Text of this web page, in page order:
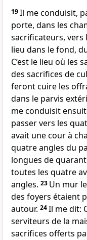
19Il me conduisit,
porte, dans les
sacrificateurs, vers
lieu dans le fond,
C’est le lieu où les
des sacrifices de
feront cuire les
dans le parvis
me conduisit
passer vers les
avait une cour à
quatre angles du
longues de
toutes les quatre
angles. 23 Un mur
des foyers étaient
autour. 24Il me dit:
serviteurs de la
sacrifices offerts